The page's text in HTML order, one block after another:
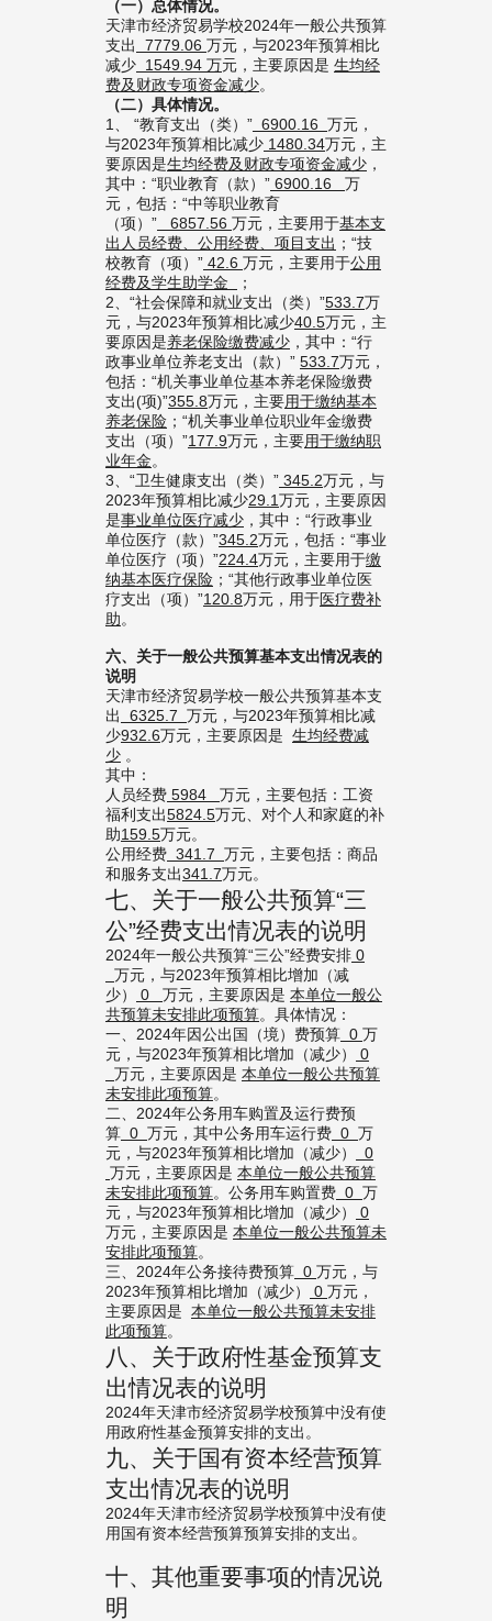
（一）总体情况。
天津市经济贸易学校2024年一般公共预算
支出
7779.06 万元，与2023年预算相比
减少 1549.94 万元，主要原因是 生均经
费及财政专项资金减少。
（二） 具体情况。
1、 “教育支出（类）” 6900.16 万元，
与2023年预算相比减少 1480.34万元，主
要原因是生均经费及财政专项资金减少 ，
其中：“职业教育（款）” 6900.16 万
元，包括：“中等职业教育
（项）” 6857.56 万元，主要用于基本支
出人员经费
公用经费、项目支出 ；“技
校教育（项）” 42.6 万元，主要用于公用
经费及学生助学金
；
2、“社会保障和就业支出（类）”533.7万
元，与2023年预算相比减少40.5万元，主
要原因是养老保险缴费减少 ，其中：“行
政事业单位养老支出（款）” 533.7万元，
包括：“机关事业单位基本养老保险缴费
支出(项)”355.8万元，主要用于缴纳基本
养老保险 ；“机关事业单位职业年金缴费
支出（项）”177.9万元，主要用于缴纳职
业年金。
3、“卫生健康支出（类）” 345.2万元，与
2023年预算相比减少29.1万元，主要原因
是事业单位医疗减少 ，其中：“行政事业
单位医疗（款）”345.2万元，包括：“事业
单位医疗（项）”224.4万元，主要用于缴
纳基本医疗保险 ；“其他行政事业单位医
疗支出（项）”120.8万元，用于医疗费补
助。
六、 关于一般公共预算基本支出情况表的
说明
天津市经济贸易学校一般公共预算基本支
出
6325.7 万元，与2023年预算相比减
少932.6万元，主要原因是 生均经费减
少 。
其中：
人员经费 5984 万元，主要包括：工资
福利支出5824.5万元、对个人和家庭的补
助159.5万元。
公用经费 341.7 万元，主要包括：商品
和服务支出341.7万元。
七、关于一般公共预算“三
公”经费支出情况表的说明
2024年一般公共预算“三公”经费安排 0
万元，与2023年预算相比增加（减
少）
0 万元，主要原因是 本单位一般公
共预算未安排此项预算。具体情况：
一、2024年因公出国（境）费预算 0 万
元，与2023年预算相比增加（减少）
0
万元，主要原因是 本单位一般公共预算
未安排此项预算。
二、2024年公务用车购置及运行费预
算 0 万元，其中公务用车运行费 0 万
元，与2023年预算相比增加（减少）
0
万元，主要原因是 本单位一般公共预算
未安排此项预算。公务用车购置费 0 万
元，与2023年预算相比增加（减少）
0
万元，主要原因是 本单位一般公共预算未
安排此项预算。
三、2024年公务接待费预算 0 万元，与
2023年预算相比增加（减少）
0 万元，
主要原因是 本单位一般公共预算未安排
此项预算。
八、关于政府性基金预算支
出情况表的说明
2024年天津市经济贸易学校预算中没有使
用政府性基金预算安排的支出。
九、关于国有资本经营预算
支出情况表的说明
2024年天津市经济贸易学校预算中没有使
用国有资本经营预算预算安排的支出。
十、其他重要事项的情况说
明